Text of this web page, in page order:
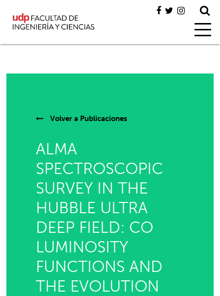
Volver a Publicaciones
ALMA
SPECTROSCOPIC
SURVEY IN THE
HUBBLE ULTRA
DEEP FIELD: CO
LUMINOSITY
FUNCTIONS AND
THE EVOLUTION